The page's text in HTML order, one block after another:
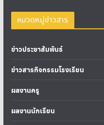
หมวดหมู่ข่าวสาร
ข่าวประชาสัมพันธ์
ข่าวสารกิจกรรมโรงเรียน
ผลงานครู
ผลงานนักเรียน